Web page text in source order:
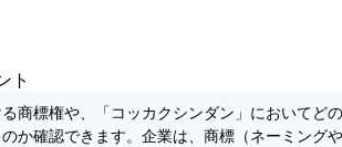
ト
る商標権や、「コッカクシンダン」においてど
か確認できます。企業は、商標（ネーミング